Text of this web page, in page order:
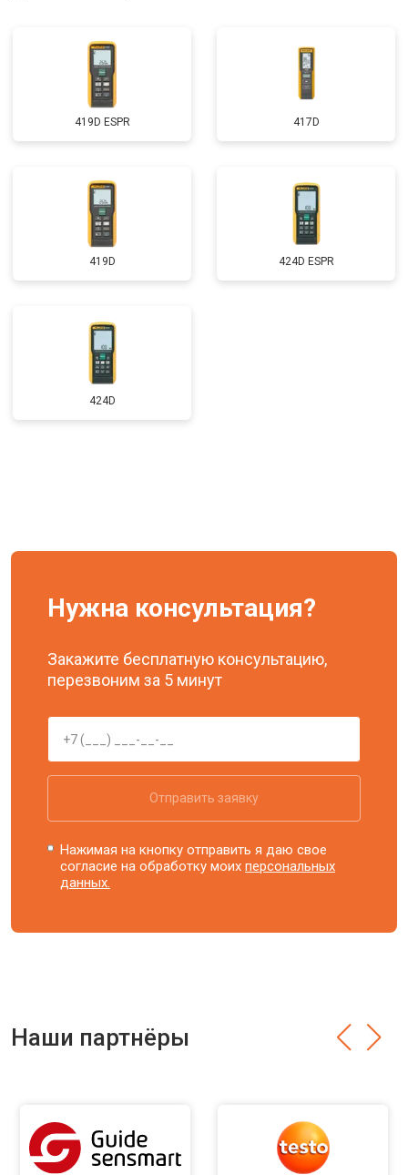
419D ESPR 417D
419D 424D ESPR
424D
Нужна консультация?
Закажите бесплатную консультацию,
перезвоним за 5 минут
Отправить заявку
Нажимая на кнопку отправить я даю свое
согласие на обработку моихперсональных
данных.
Наши партнёры